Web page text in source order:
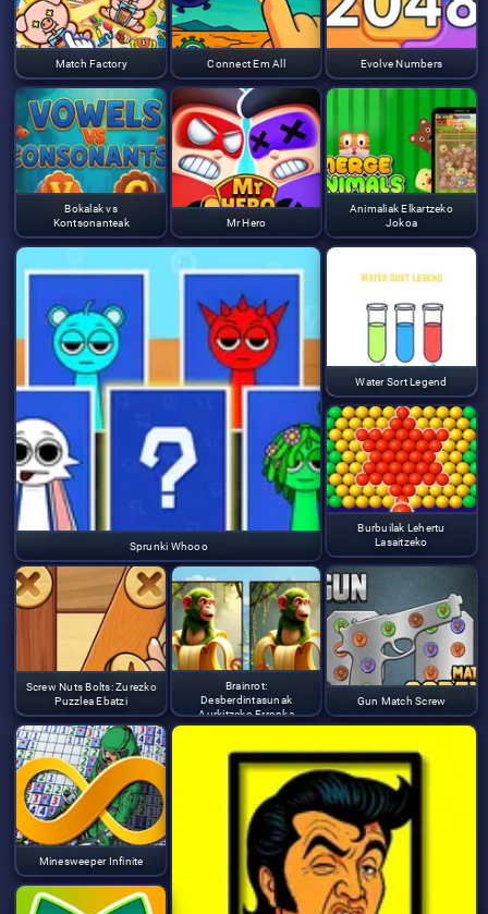
Match Factory Connect Em All Evolve Numbers
Bokalak vs
Kontsonanteak
Mr Hero
Sprunki Whooo
Animaliak Elkartzeko
Jokoa
Water Sort Legend
Burbuilak Lehertu
Lasaitzeko
Screw Nuts Bolts: Zurezko
Puzzlea Ebatzi
Brainrot:
Desberdintasunak
Aurkitzeko Erronka
Gun Match Screw
Minesweeper Infinite